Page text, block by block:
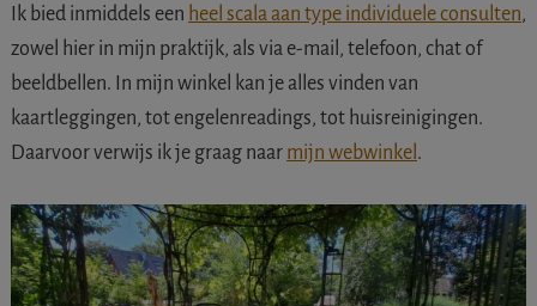
Ik bied inmiddels een heel scala aan type individuele consulten,
zowel hier in mijn praktijk, als via e-mail, telefoon, chat of
beeldbellen. In mijn winkel kan je alles vinden van
kaartleggingen, tot engelenreadings, tot huisreinigingen.
Daarvoor verwijs ik je graag naar mijn webwinkel .